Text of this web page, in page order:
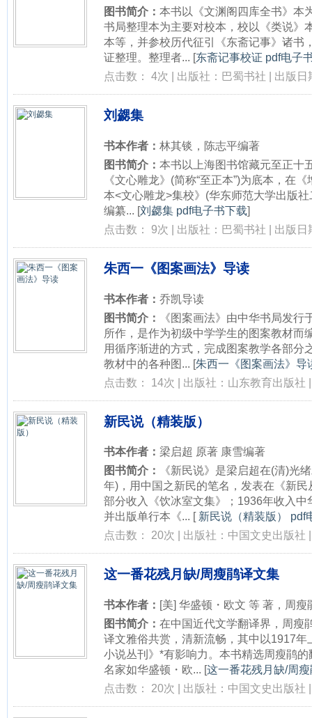
图书简介： 本书以《文渊阁四库全书》本
书局整理本为主要对校本，校以《类说》
本等，并参校历代征引《东斋记事》诸书
证整理。整理者... [东斋记事校证 pdf电子
点击数： 4次 | 出版社：巴蜀书社 | 出版日
刘勰集
书本作者： 林其锬，陈志平编著
图书简介： 本书以上海图书馆藏元至正十
《文心雕龙》(简称“至正本”)为底本，在
本<文心雕龙>集校》(华东师范大学出版
编纂... [刘勰集 pdf电子书下载]
点击数： 9次 | 出版社：巴蜀书社 | 出版日
朱西一《图案画法》导读
书本作者： 乔凯导读
图书简介：
《图案画法》由中华书局发
所作，是作为初级中学学生的图案教材而
用循序渐进的方式，完成图案教学各部分
教材中的各种图... [朱西一《图案画法》导
点击数： 14次 | 出版社：山东教育出版社
新民说（精装版）
书本作者： 梁启超 原著 康雪编著
图书简介：
《新民说》是梁启超在(清)光
年)，用中国之新民的笔名，发表在《新
部分收入《饮冰室文集》；1936年收入
并出版单行本《... [新民说（精装版） pdf
点击数： 20次 | 出版社：中国文史出版社
这一番花残月缺/周瘦鹃译文集
书本作者： [美] 华盛顿・欧文 等 著，周瘦
图书简介： 在中国近代文学翻译界，周瘦
译文雅俗共赏，清新流畅，其中以1917
小说丛刊》*有影响力。本书精选周瘦鹃
名家如华盛顿・欧... [这一番花残月缺/周
点击数： 20次 | 出版社：中国文史出版社